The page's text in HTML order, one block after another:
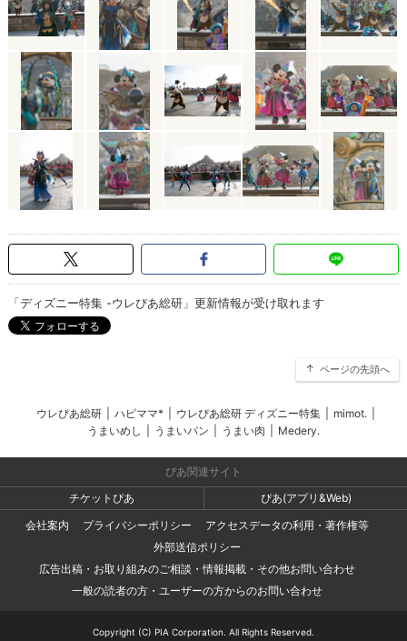
「ディズニー特集 -ウレぴあ総研」更新情報が受け取れます
ページの先頭へ
ウレぴあ総研 ハピママ* ウレぴあ総研 ディズニー特集 mimot.
うまいめし
うまいパン うまい肉 Medery.
ぴあ関連サイト
チケットぴあ
ぴあ(アプリ&Web)
会社案内
プライバシーポリシー
アクセスデータの利用・著作権等
外部送信ポリシー
広告出稿・お取り組みのご相談・情報掲載・その他お問い合わせ
一般の読者の方・ユーザーの方からのお問い合わせ
Copyright (C) PIA Corporation. All Rights Reserved.